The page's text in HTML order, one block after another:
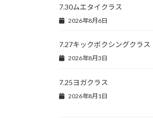
7.30ムエタイクラス
2026年8月6日
7.27キックボクシングクラス
2026年8月3日
7.25ヨガクラス
2026年8月1日